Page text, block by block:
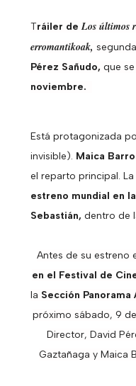
Tráiler de Los últimos
erromantikoak,
Pérez Sañudo, que
noviembre.
Está protagonizada
invisible). Maica
el reparto principal.
estreno mundial en
Sebastián,dentro de
Antes de su estreno
en el Festival de
la Sección Panorama
próximo sábado, 9
Director, David
Gaztañaga y Maica